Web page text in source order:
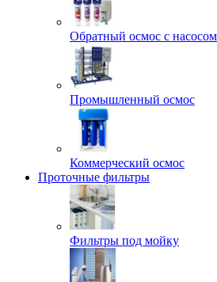
Обратный осмос с насосом
Промышленный осмос
Коммерческий осмос
Проточные фильтры
Фильтры под мойку